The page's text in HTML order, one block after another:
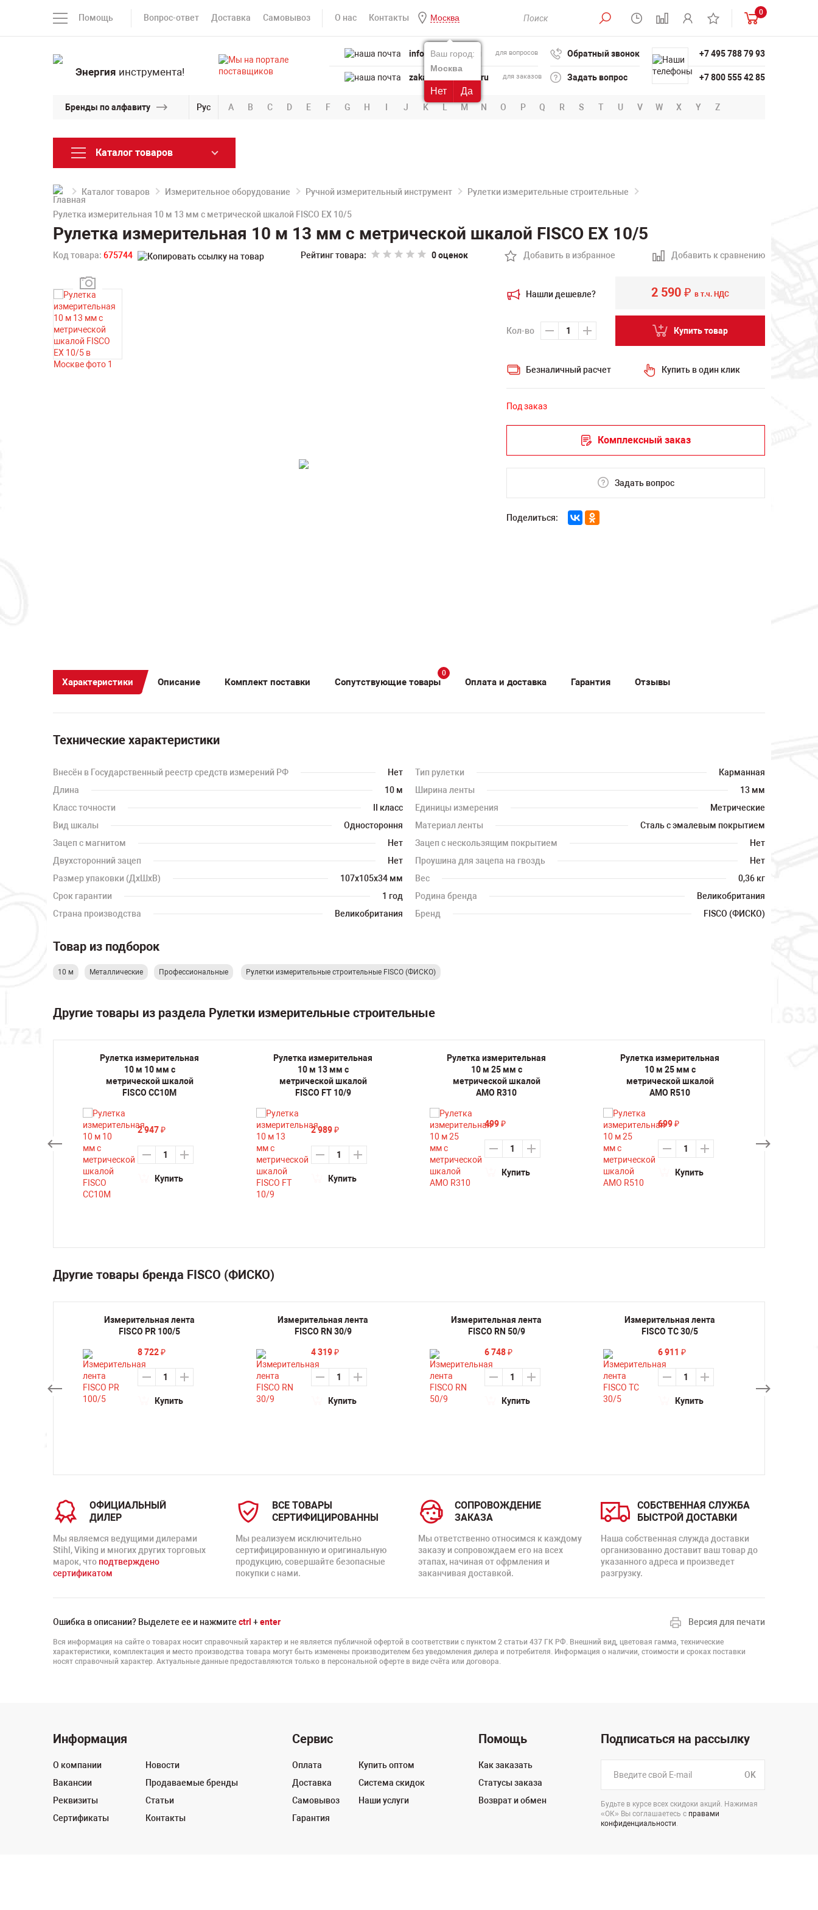
Помощь Вопрос-ответ Доставка Самовывоз О нас Контакты Москва
Ваш город:
Москва
Нет Да
0
Энергия инструмента!
info@powertool.ru для вопросов
zakaz@powertool.ru для заказов
Обратный звонок
Задать вопрос
+7 495 788 79 93
+7 800 555 42 85
Бренды по алфавиту Рус A B C D E F G H I J K L M N O P Q R S T U V W X Y Z
Каталог товаров
Каталог товаров Измерительное оборудование Ручной измерительный инструмент Рулетки измерительные строительные
Рулетка измерительная 10 м 13 мм с метрической шкалой FISCO EX 10/5
Рулетка измерительная 10 м 13 мм с метрической шкалой FISCO EX 10/5
Код товара: 675744 Рейтинг товара: 0 оценок Добавить в избранное Добавить к сравнению
Нашли дешевле?
Кол-во
2 590 ₽ в т.ч. НДС
Купить товар
Безналичный расчет Купить в один клик
Под заказ
Комплексный заказ
Задать вопрос
Поделиться:
Характеристики Описание Комплект поставки Сопутствующие товары
0
Оплата и доставка Гарантия Отзывы
Технические характеристики
Внесён в Государственный реестр средств измерений РФ Нет Тип рулетки
Карманная
Длина
10 м Ширина ленты
13 мм
Класс точности
II класс Единицы измерения
Метрические
Вид шкалы
Одностороння Материал ленты
Сталь с эмалевым покрытием
Зацеп с магнитом
Нет Зацеп с нескользящим покрытием
Нет
Двухсторонний зацеп
Нет Проушина для зацепа на гвоздь
Нет
Размер упаковки (ДхШхВ)
107х105х34 мм Вес
0,36 кг
Срок гарантии
1 год Родина бренда
Великобритания
Страна производства
Великобритания Бренд FISCO (ФИСКО)
Товар из подборок
10 м Металлические Профессиональные Рулетки измерительные строительные FISCO (ФИСКО)
Другие товары из раздела Рулетки измерительные строительные
Рулетка измерительная
10 м 10 мм с
метрической шкалой
FISCO CC10M
2 947 ₽
Купить
Рулетка измерительная
10 м 13 мм с
метрической шкалой
FISCO FT 10/9
2 989 ₽
Купить
Рулетка измерительная
10 м 25 мм с
метрической шкалой
AMO R310
499 ₽
Купить
Рулетка измерительная
10 м 25 мм с
метрической шкалой
AMO R510
699 ₽
Купить
Другие товары бренда FISCO (ФИСКО)
Измерительная лента
FISCO PR 100/5
8 722 ₽
Купить
Измерительная лента
FISCO RN 30/9
4 319 ₽
Купить
Измерительная лента
FISCO RN 50/9
6 748 ₽
Купить
Измерительная лента
FISCO TC 30/5
6 911 ₽
Купить
ОФИЦИАЛЬНЫЙ
ДИЛЕР
Мы являемся ведущими дилерами
Stihl, Viking и многих других торговых
марок, что подтверждено
сертификатом
ВСЕ ТОВАРЫ
СЕРТИФИЦИРОВАННЫ
Мы реализуем исключительно
сертифицированную и оригинальную
продукцию, совершайте безопасные
покупки с нами.
СОПРОВОЖДЕНИЕ
ЗАКАЗА
Мы ответственно относимся к каждому
заказу и сопровождаем его на всех
этапах, начиная от офрмления и
заканчивая доставкой.
СОБСТВЕННАЯ СЛУЖБА
БЫСТРОЙ ДОСТАВКИ
Наша собственная служда доставки
организованно доставит ваш товар до
указанного адреса и произведет
разгрузку.
Ошибка в описании? Выделете ее и нажмите ctrl +enter Версия для печати
Вся информация на сайте о товарах носит справочный характер и не является публичной офертой в соответствии с пунктом 2 статьи 437 ГК РФ. Внешний вид, цветовая гамма, технические
характеристики, комплектация и место производства товара могут быть изменены производителем без уведомления дилера и потребителя. Информация о наличии, стоимости и сроках поставки
носят справочный характер. Актуальные данные предоставляются только в персональной оферте в виде счёта или договора.
Информация
О компании
Вакансии
Реквизиты
Сертификаты
Новости
Продаваемые бренды
Статьи
Контакты
Сервис
Оплата
Доставка
Самовывоз
Гарантия
Купить оптом
Система скидок
Наши услуги
Помощь
Как заказать
Статусы заказа
Возврат и обмен
Подписаться на рассылку
OK
Будьте в курсе всех скидоки акций. Нажимая
«ОК» Вы соглашаетесь с правами
конфиденциальности.